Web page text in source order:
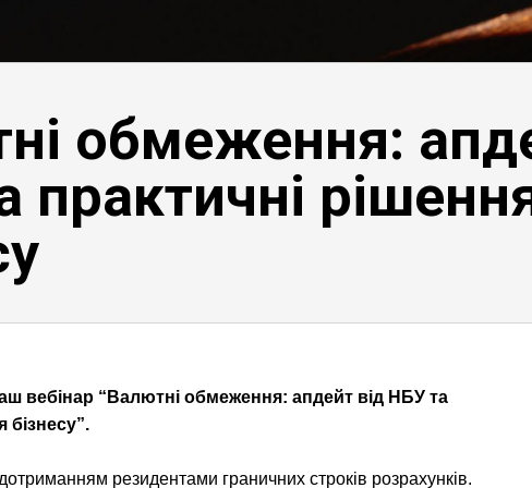
обмеження:
практичні
вебінар “Валютні обмеження: апдейт від НБУ та
бізнесу”.
резидентами граничних строків розрахунків.